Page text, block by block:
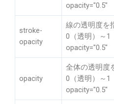
opacity="0.5"
stroke-
opacity
線の透明度を
0（透明）～1
opacity="0.5"
opacity
全体の透明度
0（透明）～1
opacity="0.5"